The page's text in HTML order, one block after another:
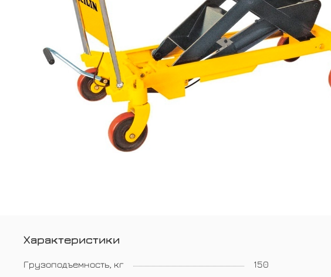
Характеристики
Грузоподъемность, кг 150